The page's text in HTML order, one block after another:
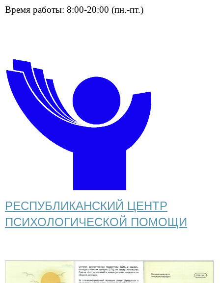
Время работы: 8:00-20:00 (пн.-пт.)
РЕСПУБЛИКАНСКИЙ ЦЕНТР
ПСИХОЛОГИЧЕСКОЙ ПОМОЩИ